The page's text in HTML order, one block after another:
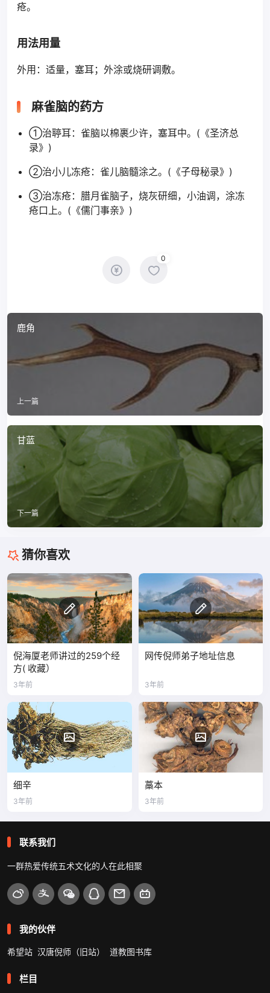
疮。
用法用量
外用：适量，塞耳；外涂或烧研调敷。
麻雀脑的药方
①治聤耳：雀脑以棉裹少许，塞耳中。(《圣济总
录》)
②治小儿冻疮：雀儿脑髓涂之。(《子母秘录》)
③治冻疮：腊月雀脑子，烧灰研细，小油调，涂冻
疮口上。(《儒门事亲》)
0
鹿角
上一篇
甘蓝
下一篇
猜你喜欢
倪海厦老师讲过的259个经
方( 收藏）
3年前
网传倪师弟子地址信息
3年前
细辛
3年前
藁本
3年前
联系我们
一群热爱传统五术文化的人在此相聚
我的伙伴
希望站 汉唐倪师（旧站） 道教图书库
栏目